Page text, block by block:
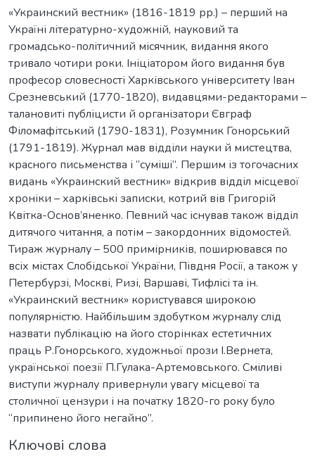
«Украинский вестник» (1816-1819 рр.) – перший на
Україні літературно-художній, науковий та
громадсько-політичний місячник, видання якого
тривало чотири роки. Ініціатором його видання був
професор словесності Харківського університету Іван
Срезневський (1770-1820), видавцями-редакторами –
талановиті публіцисти й організатори Євграф
Філомафітський (1790-1831), Розумник Гонорський
(1791-1819). Журнал мав відділи науки й мистецтва,
красного письменства і “суміші”. Першим із тогочасних
видань «Украинский вестник» відкрив відділ місцевої
хроніки – харківські записки, котрий вів Григорій
Квітка-Основ’яненко. Певний час існував також відділ
дитячого читання, а потім – закордонних відомостей.
Тираж журналу – 500 примірників, поширювався по
всіх містах Слобідської України, Півдня Росії, а також у
Петербурзі, Москві, Ризі, Варшаві, Тифлісі та ін.
«Украинский вестник» користувався широкою
популярністю. Найбільшим здобутком журналу слід
назвати публікацію на його сторінках естетичних
праць Р.Гонорського, художньої прози І.Вернета,
української поезії П.Гулака-Артемовського. Сміливі
виступи журналу привернули увагу місцевої та
столичної цензури і на початку 1820-го року було
“припинено його негайно”.
Ключові слова